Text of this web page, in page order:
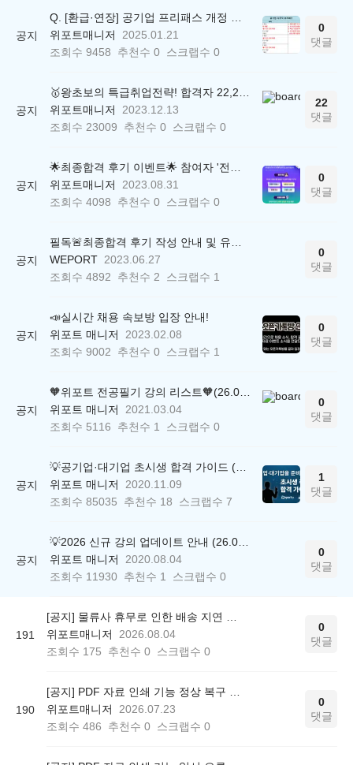
공지
위포트매니저
2025.01.21
조회수 9458 추천수 0 스크랩수 0
0
댓글
공지
위포트매니저
2023.12.13
조회수 23009 추천수 0 스크랩수 0
22
댓글
공지
위포트매니저
2023.08.31
조회수 4098 추천수 0 스크랩수 0
0
댓글
공지
WEPORT 2023.06.27
조회수 4892 추천수 2 스크랩수 1
0
댓글
공지
📣실시간 채용 속보방 입장 안내!
위포트 매니저
2023.02.08
조회수 9002 추천수 0 스크랩수 1
0
댓글
공지
위포트 매니저
2021.03.04
조회수 5116 추천수 1 스크랩수 0
0
댓글
공지
위포트 매니저
2020.11.09
조회수 85035 추천수 18 스크랩수 7
1
댓글
공지
위포트 매니저
2020.08.04
조회수 11930 추천수 1 스크랩수 0
0
댓글
191
위포트매니저
2026.08.04
조회수 175 추천수 0 스크랩수 0
0
댓글
190
위포트매니저
2026.07.23
조회수 486 추천수 0 스크랩수 0
0
댓글